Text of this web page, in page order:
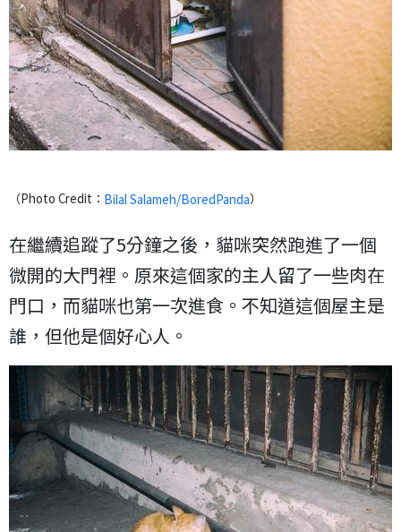
（Photo Credit： Bilal Salameh/BoredPanda）
在繼續追蹤了5分鐘之後，貓咪突然跑進了一個
微開的大門裡。原來這個家的主人留了一些肉在
門口，而貓咪也第一次進食。不知道這個屋主是
誰，但他是個好心人。